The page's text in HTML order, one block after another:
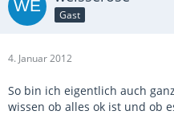
Gast
4. Januar 2012
So bin ich eigentlich auch
wissen ob alles ok ist und ob